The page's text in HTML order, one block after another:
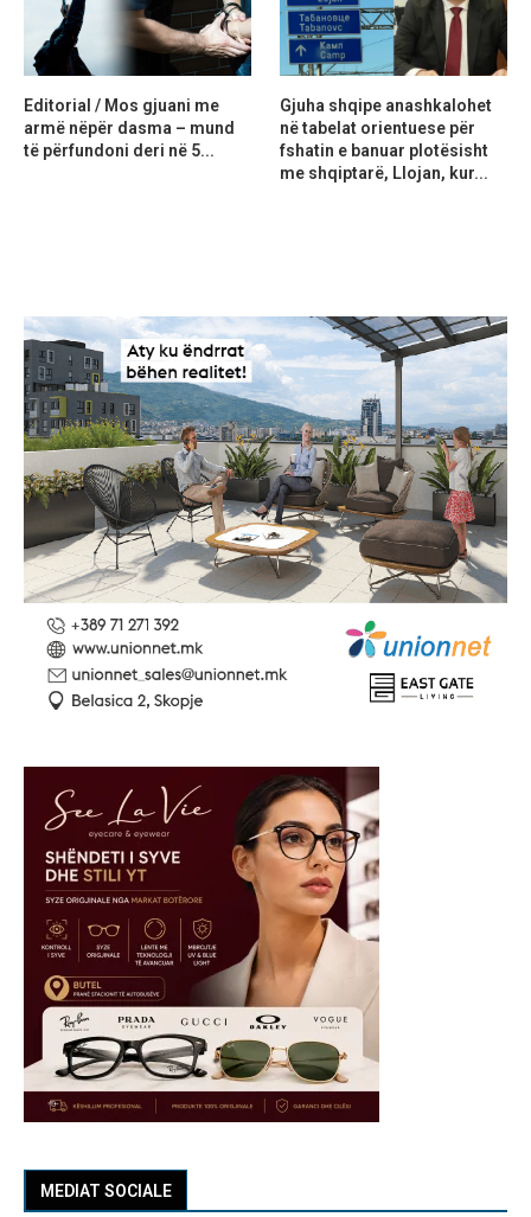
MEDIAT SOCIALE
Editorial / Mos gjuani me
armë nëpër dasma – mund
të përfundoni deri në 5...
Gjuha shqipe anashkalohet
në tabelat orientuese për
fshatin e banuar plotësisht
me shqiptarë, Llojan, kur...